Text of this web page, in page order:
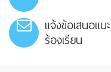
แจ้งข้อเสนอแนะ
ร้องเรียน